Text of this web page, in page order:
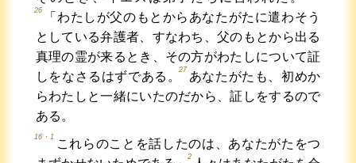
26
「わたしが父のもとからあなたがたに遣わそう
としている弁護者、すなわち、父のもとから出る
真理の霊が来るとき、その方がわたしについて証
しをなさるはずである。
27
あなたがたも、初めか
らわたしと一緒にいたのだから、証しをするので
ある。
16・1
これらのことを話したのは、あなたがたをつ
2